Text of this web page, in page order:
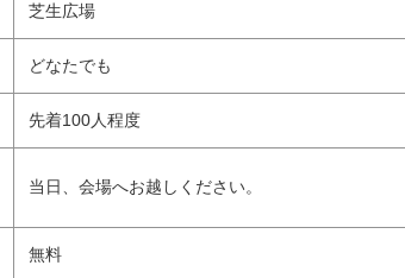
芝生広場
どなたでも
先着100人程度
当日、会場へお越しください。
無料